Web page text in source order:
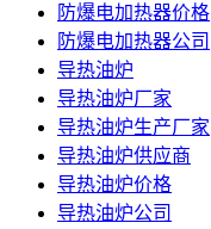
防爆电加热器价格
防爆电加热器公司
导热油炉
导热油炉厂家
导热油炉生产厂家
导热油炉供应商
导热油炉价格
导热油炉公司